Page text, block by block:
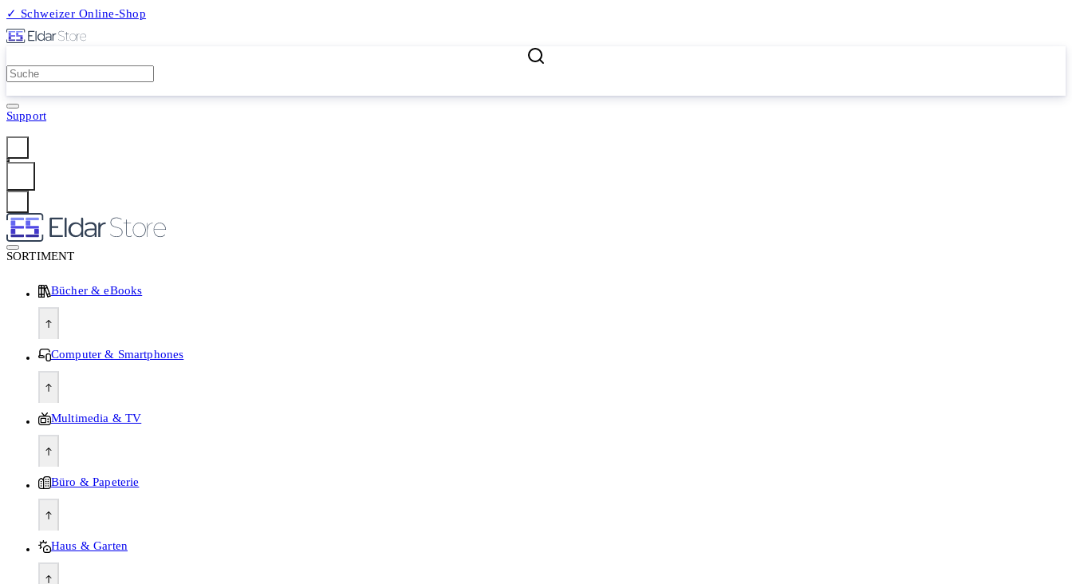
✓ Schweizer Online-Shop
Support
SORTIMENT
Bücher & eBooks
Computer & Smartphones
Multimedia & TV
Büro & Papeterie
Haus & Garten